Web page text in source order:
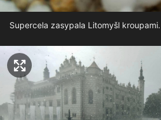
Supercela zasypala Litomyšl